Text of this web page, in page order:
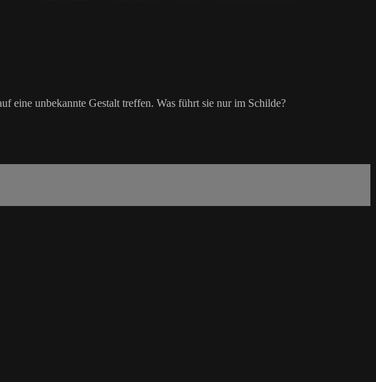
eine unbekannte Gestalt treffen. Was führt sie nur im Schilde?